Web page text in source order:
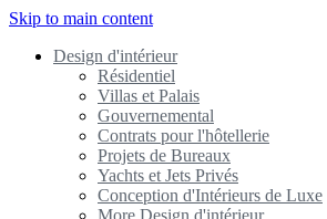
Skip to main content
Design d'intérieur
Résidentiel
Villas et Palais
Gouvernemental
Contrats pour l'hôtellerie
Projets de Bureaux
Yachts et Jets Privés
Conception d'Intérieurs de Luxe
More Design d'intérieur